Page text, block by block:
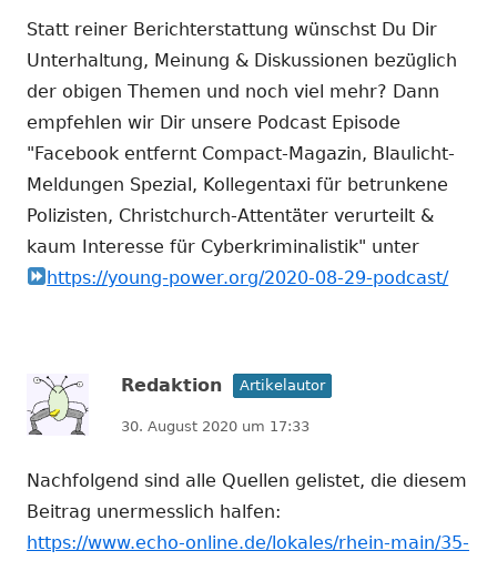
Statt reiner Berichterstattung wünschst Du Dir
Unterhaltung, Meinung & Diskussionen bezüglich
der obigen Themen und noch viel mehr? Dann
empfehlen wir Dir unsere Podcast Episode
"Facebook entfernt Compact-Magazin, Blaulicht-
Meldungen Spezial, Kollegentaxi für betrunkene
Polizisten, Christchurch-Attentäter verurteilt &
kaum Interesse für Cyberkriminalistik" unter
https://young-power.org/2020-08-29-podcast/
Redaktion Artikelautor
30. August 2020 um 17:33
Nachfolgend sind alle Quellen gelistet, die diesem
Beitrag unermesslich halfen:
https://www.echo-online.de/lokales/rhein-main/35-